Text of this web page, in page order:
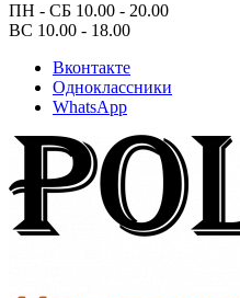
ПН - СБ 10.00 - 20.00
ВС 10.00 - 18.00
Вконтакте
Одноклассники
WhatsApp